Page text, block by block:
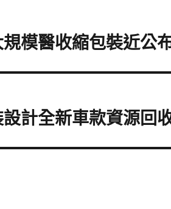
模醫收縮包裝近公
計全新車款資源回